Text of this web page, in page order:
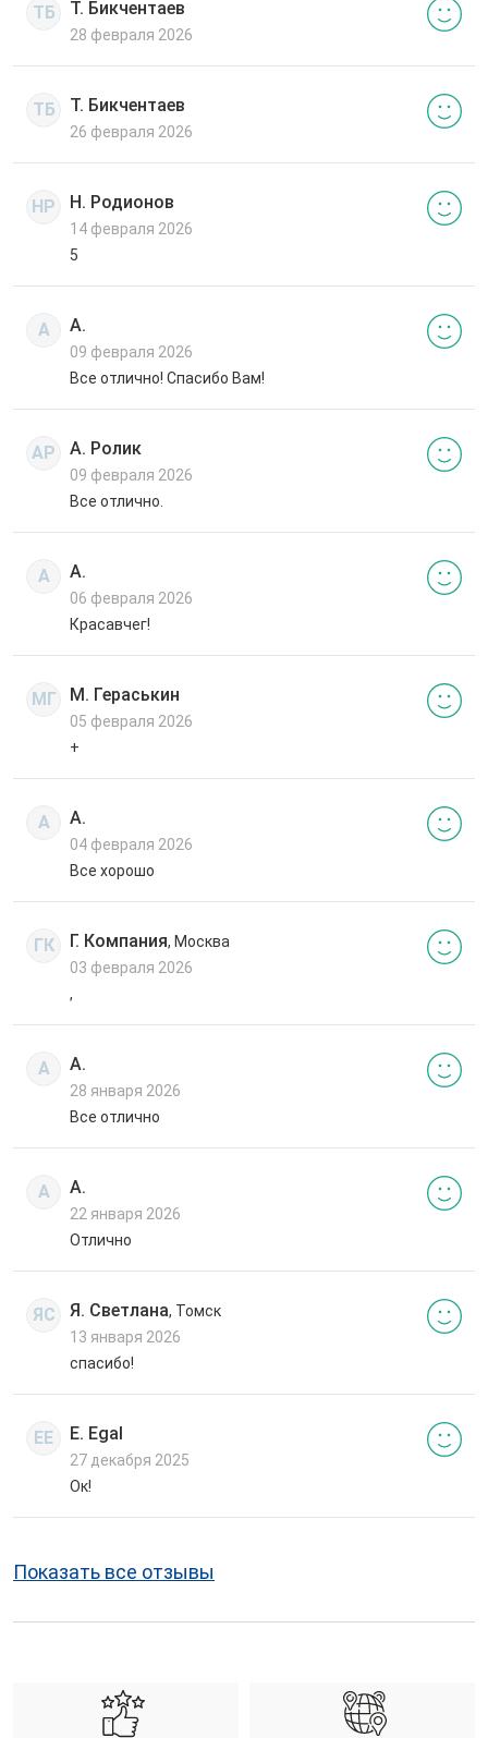
ТБ Т. Бикчентаев
28 февраля 2026
ТБ Т. Бикчентаев
26 февраля 2026
НР Н. Родионов
14 февраля 2026
5
А А.
09 февраля 2026
Все отлично! Спасибо Вам!
АР А. Ролик
09 февраля 2026
Все отлично.
А А.
06 февраля 2026
Красавчег!
МГ М. Гераськин
05 февраля 2026
+
А А.
04 февраля 2026
Все хорошо
ГК Г. Компания, Москва
03 февраля 2026
,
А А.
28 января 2026
Все отлично
А А.
22 января 2026
Отлично
ЯС Я. Светлана, Томск
13 января 2026
спасибо!
EE E. Egal
27 декабря 2025
Ок!
Показать все отзывы